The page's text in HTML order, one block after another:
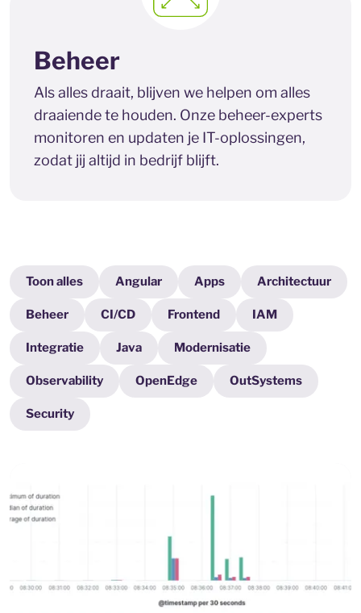
Beheer
Als alles draait, blijven we helpen om alles
draaiende te houden. Onze beheer-experts
monitoren en updaten je IT-oplossingen,
zodat jij altijd in bedrijf blijft.
Toon alles Angular Apps Architectuur
Beheer CI/CD Frontend IAM
Integratie Java Modernisatie
Observability OpenEdge OutSystems
Security